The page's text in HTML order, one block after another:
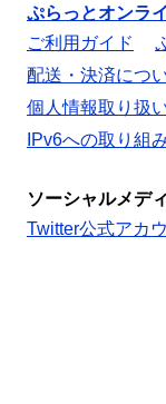
ぷらっとオンラ
ご利用ガイド
配送・決済につ
個人情報取り扱
IPv6への取り組
ソーシャルメデ
Twitter公式アカ